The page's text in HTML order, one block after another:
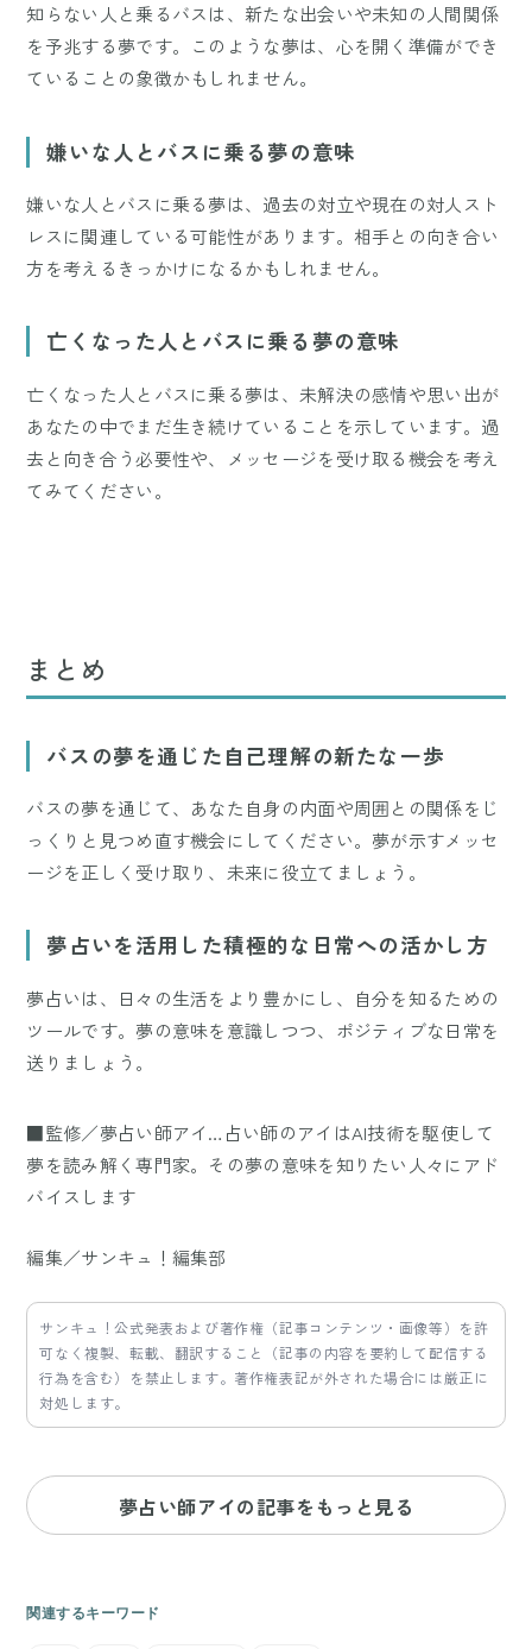
知らない人と乗るバスは、新たな出会いや未知の人間関係
を予兆する夢です。このような夢は、心を開く準備ができ
ていることの象徴かもしれません。
嫌いな人とバスに乗る夢の意味
嫌いな人とバスに乗る夢は、過去の対立や現在の対人スト
レスに関連している可能性があります。相手との向き合い
方を考えるきっかけになるかもしれません。
亡くなった人とバスに乗る夢の意味
亡くなった人とバスに乗る夢は、未解決の感情や思い出が
あなたの中でまだ生き続けていることを示しています。過
去と向き合う必要性や、メッセージを受け取る機会を考え
てみてください。
まとめ
バスの夢を通じた自己理解の新たな一歩
バスの夢を通じて、あなた自身の内面や周囲との関係をじ
っくりと見つめ直す機会にしてください。夢が示すメッセ
ージを正しく受け取り、未来に役立てましょう。
夢占いを活用した積極的な日常への活かし方
夢占いは、日々の生活をより豊かにし、自分を知るための
ツールです。夢の意味を意識しつつ、ポジティブな日常を
送りましょう。
■監修／夢占い師アイ…占い師のアイはAI技術を駆使して
夢を読み解く専門家。その夢の意味を知りたい人々にアド
バイスします
編集／サンキュ！編集部
サンキュ！公式発表および著作権（記事コンテンツ・画像等）を許
可なく複製、転載、翻訳すること（記事の内容を要約して配信する
行為を含む）を禁止します。著作権表記が外された場合には厳正に
対処します。
夢占い師アイの記事をもっと見る
関連するキーワード